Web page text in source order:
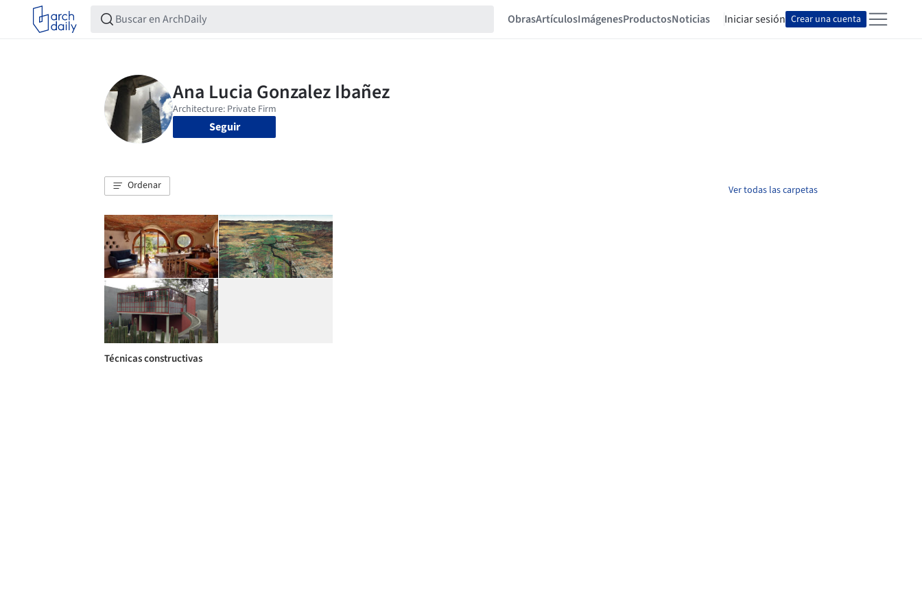
ObrasArtículosImágenesProductosNoticias Iniciar sesión Crear una cuenta
Seguir
Ordenar Ver todas las carpetas
Técnicas constructivas